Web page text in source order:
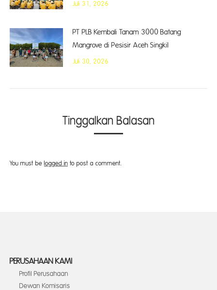
Juli 31, 2026
PT PLB Kembali Tanam 3000 Batang
Mangrove di Pesisir Aceh Singkil
Juli 30, 2026
Tinggalkan Balasan
You must be logged in to post a comment.
PERUSAHAAN KAMI
Profil Perusahaan
Dewan Komisaris